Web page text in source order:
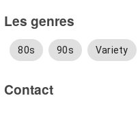
Les genres
80s 90s Variety
Contact